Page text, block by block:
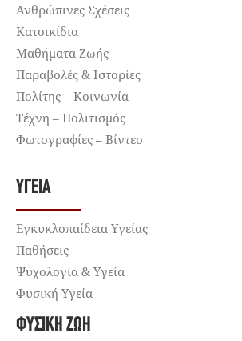
Ανθρώπινες Σχέσεις
Κατοικίδια
Μαθήματα Ζωής
Παραβολές & Ιστορίες
Πολίτης – Κοινωνία
Τέχνη – Πολιτισμός
Φωτογραφίες – Βίντεο
ΥΓΕΊΑ
Εγκυκλοπαίδεια Υγείας
Παθήσεις
Ψυχολογία & Υγεία
Φυσική Υγεία
ΦΥΣΙΚΉ ΖΩΉ